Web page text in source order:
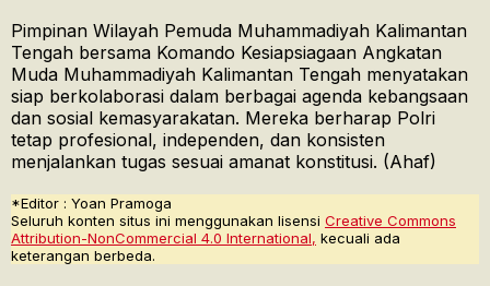
Pimpinan Wilayah Pemuda Muhammadiyah Kalimantan
Tengah bersama Komando Kesiapsiagaan Angkatan
Muda Muhammadiyah Kalimantan Tengah menyatakan
siap berkolaborasi dalam berbagai agenda kebangsaan
dan sosial kemasyarakatan. Mereka berharap Polri
tetap profesional, independen, dan konsisten
menjalankan tugas sesuai amanat konstitusi. (Ahaf)
*Editor : Yoan Pramoga
Seluruh konten situs ini menggunakan lisensi Creative Commons
Attribution-NonCommercial 4.0 International, kecuali ada
keterangan berbeda.